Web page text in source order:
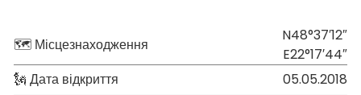
🗺 Місцезнаходження
N48°37′12″
E22°17′44″
🗽 Дата відкриття
05.05.2018